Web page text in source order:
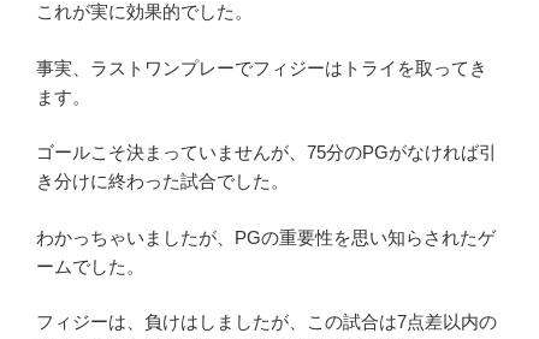
これが実に効果的でした。
事実、ラストワンプレーでフィジーはトライを取ってき
ます。
ゴールこそ決まっていませんが、75分のPGがなければ引
き分けに終わった試合でした。
わかっちゃいましたが、PGの重要性を思い知らされたゲ
ームでした。
フィジーは、負けはしましたが、この試合は7点差以内の